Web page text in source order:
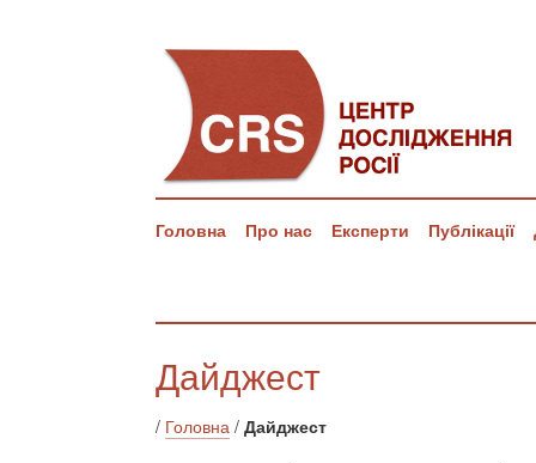
Головна Про нас Експерти Публікації
Дайджест
/ Головна / Дайджест